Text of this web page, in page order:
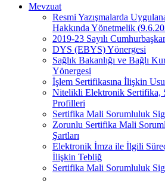
Mevzuat
Resmi Yazışmalarda
Hakkında Yönetmelik
2019-23 Sayılı
DYS (EBYS) Yönergesi
Sağlık Bakanlığı ve Bağlı
Yönergesi
İşlem Sertifikasına İlişkin
Nitelikli Elektronik Sertifika,
Profilleri
Sertifika Mali Sorumluluk
Zorunlu Sertifika Mali
Şartları
Elektronik İmza ile İlgili
İlişkin Tebliğ
Sertifika Mali Sorumluluk